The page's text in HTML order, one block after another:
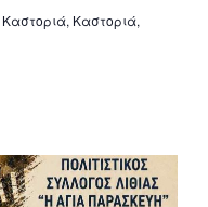
Καστοριά, Καστοριά,